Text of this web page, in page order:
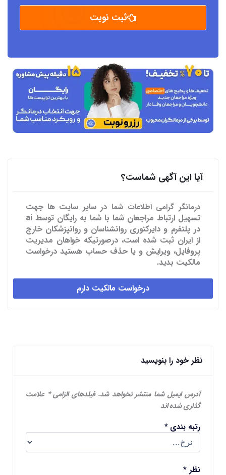
ثبت نوبت
آیا این آگهی شماست؟
درمانگر گرامی اطلاعات شما در سایر سایت ها جهت
تسهیل ارتباط مراجعان شما با شما به رایگان توسط ai
در پلتفرم و دایرکتوری روانشناسان و روانپزشکان خارج
از ایران ثبت شده است، درصورتیکه خواهان مدیریت
پروفایل، ویرایش و یا حذف حساب هستید درخواست
مالکیت بدید.
درخواست مالکیت دارم
نظر خود را بنویسید
آدرس ایمیل شما منتشر نخواهد شد. فیلدهای الزامی* علامت
گذاری شده اند
رتبه بندی*
نظر *